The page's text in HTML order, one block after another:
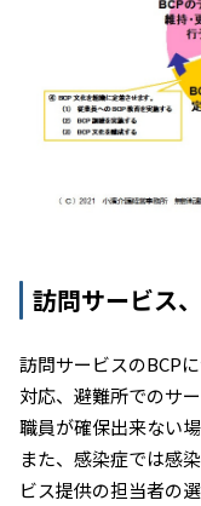
訪問サービス
訪問サービスのBCP
対応、避難所でのサ
職員が確保出来ない
また、感染症では感
ビス提供の担当者の